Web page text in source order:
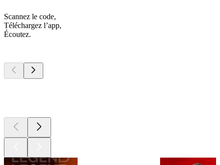
Scannez le code,
Téléchargez l’app,
Écoutez.